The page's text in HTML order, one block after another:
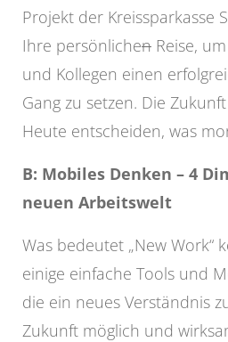
Projekt der Kreissparkasse
Ihre persönlichen Reise,
und Kollegen einen
Gang zu setzen. Die
Heute entscheiden, was
B: Mobiles Denken – 4
neuen Arbeitswelt
Was bedeutet „New Work“
einige einfache Tools und
die ein neues Verständnis
Zukunft möglich und